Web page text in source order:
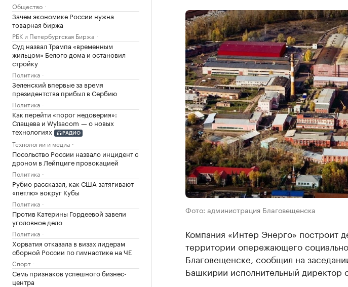
Общество
Зачем экономике России нужна
товарная биржа
РБК и Петербургская Биржа
Суд назвал Трампа «временным
жильцом» Белого дома и остановил
стройку
Политика
Зеленский впервые за время
президентства прибыл в Сербию
Политика
Как перейти «порог недоверия»:
Слащева и Wylsacom — о новых
технологиях
РАДИО
Технологии и медиа
Посольство России назвало инцидент с
дроном в Лейпциге провокацией
Политика
Рубио рассказал, как США затягивают
«петлю» вокруг Кубы
Политика
Против Катерины Гордеевой завели
уголовное дело
Политика
Хорватия отказала в визах лидерам
сборной России по гимнастике на ЧЕ
Спорт
Семь признаков успешного бизнес-
центра
Фото: администрация Благовещенска
Компания «Интер Энерго» построит
территории опережающего
Благовещенске, сообщил на
Башкирии исполнительный директор